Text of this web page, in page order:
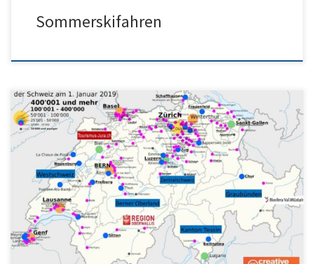
Sommerskifahren
Cervina oder ? Zermatt und Saas-Fee sind nicht EU
Sommerskigebiete. Siehe Sommerskifahren Schweiz
Sommerkigebiete EU? Bestes Sommerskigebiet Alpen?